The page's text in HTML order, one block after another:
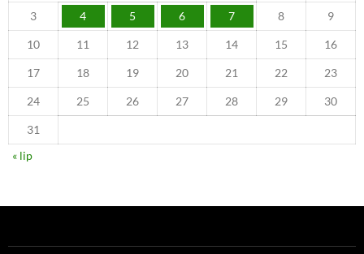
3 4 5 6 7 8 9
10 11 12 13 14 15 16
17 18 19 20 21 22 23
24 25 26 27 28 29 30
31
« lip